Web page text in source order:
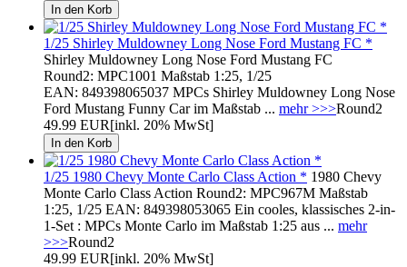
1/25 Shirley Muldowney Long Nose Ford Mustang FC *
Shirley Muldowney Long Nose Ford Mustang FC
Round2: MPC1001 Maßstab 1:25, 1/25
EAN: 849398065037 MPCs Shirley Muldowney Long Nose
Ford Mustang Funny Car im Maßstab ... mehr >>>Round2
49.99 EUR[inkl. 20% MwSt]
1/25 1980 Chevy Monte Carlo Class Action * 1980 Chevy
Monte Carlo Class Action Round2: MPC967M Maßstab
1:25, 1/25 EAN: 849398053065 Ein cooles, klassisches 2-in-
1-Set : MPCs Monte Carlo im Maßstab 1:25 aus ... mehr
>>>Round2
49.99 EUR[inkl. 20% MwSt]